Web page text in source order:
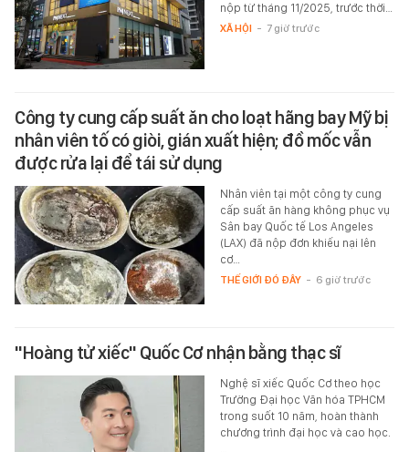
nộp từ tháng 11/2025, trước thời…
XÃ HỘI - 7 giờ trước
Công ty cung cấp suất ăn cho loạt hãng bay Mỹ bị
nhân viên tố có giòi, gián xuất hiện; đồ mốc vẫn
được rửa lại để tái sử dụng
Nhân viên tại một công ty cung
cấp suất ăn hàng không phục vụ
Sân bay Quốc tế Los Angeles
(LAX) đã nộp đơn khiếu nại lên
cơ…
THẾ GIỚI ĐÓ ĐÂY - 6 giờ trước
"Hoàng tử xiếc" Quốc Cơ nhận bằng thạc sĩ
Nghệ sĩ xiếc Quốc Cơ theo học
Trường Đại học Văn hóa TPHCM
trong suốt 10 năm, hoàn thành
chương trình đại học và cao học.
…